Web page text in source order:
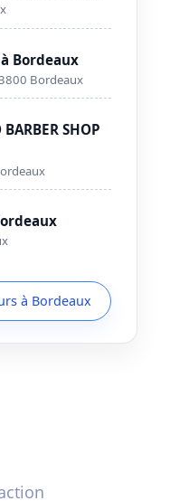
à Bordeaux
Bordeaux
BARBER SHOP
à Bordeaux